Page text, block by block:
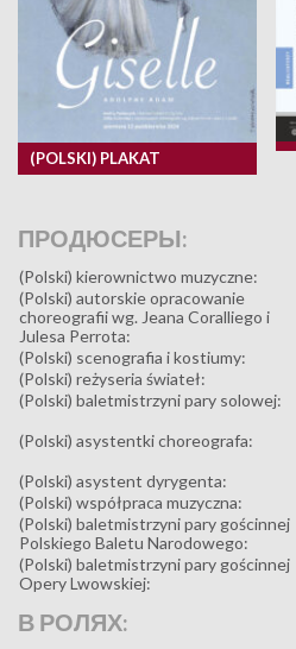
(POLSKI) PLAKAT
ПРОДЮСЕРЫ:
(Polski) kierownictwo muzyczne:
(Polski) autorskie opracowanie
choreografii wg. Jeana Coralliego i
Julesa Perrota:
(Polski) scenografia i kostiumy:
(Polski) reżyseria świateł:
(Polski) baletmistrzyni pary solowej:
(Polski) asystentki choreografa:
(Polski) asystent dyrygenta:
(Polski) współpraca muzyczna:
(Polski) baletmistrzyni pary gościnnej
Polskiego Baletu Narodowego:
(Polski) baletmistrzyni pary gościnnej
Opery Lwowskiej:
В РОЛЯХ: